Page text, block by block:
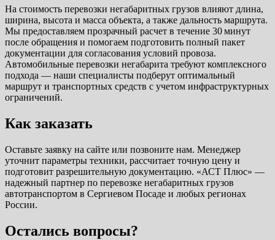
На стоимость перевозки негабаритных грузов влияют длина,
ширина, высота и масса объекта, а также дальность маршрута.
Мы предоставляем прозрачный расчет в течение 30 минут
после обращения и помогаем подготовить полный пакет
документации для согласования условий провоза.
Автомобильные перевозки негабарита требуют комплексного
подхода — наши специалисты подберут оптимальный
маршрут и транспортных средств с учетом инфраструктурных
ограничений.
Как заказать
Оставьте заявку на сайте или позвоните нам. Менеджер
уточнит параметры техники, рассчитает точную цену и
подготовит разрешительную документацию. «АСТ Плюс» —
надежный партнер по перевозке негабаритных грузов
автотранспортом в Сергиевом Посаде и любых регионах
России.
Остались вопросы?